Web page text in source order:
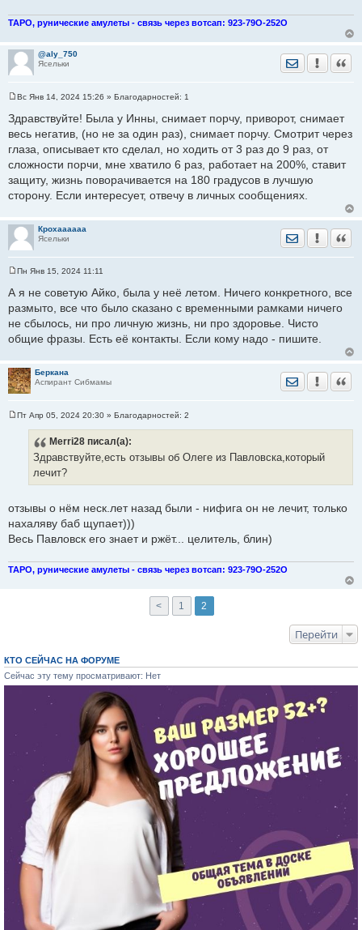
ТАРО, рунические амулеты - связь через вотсап: 923-79О-252О
@aly_750
Ясельки
Отправить
о
б
е
н
е
Вс Янв 14, 2024 15:26 » Благодарностей: 1
Здравствуйте! Была у Инны, снимает порчу, приворот, снимает
весь негатив, (но не за один раз), снимает порчу. Смотрит через
глаза, описывает кто сделал, но ходить от 3 раз до 9 раз, от
сложности порчи, мне хватило 6 раз, работает на 200%, ставит
защиту, жизнь поворачивается на 180 градусов в лучшую
сторону. Если интересует, отвечу в личных сообщениях.
Крохаааааа
Ясельки
Отправить
о
б
е
н
Пн Янв 15, 2024 11:11
А я не советую Айко, была у неё летом. Ничего конкретного, все
размыто, все что было сказано с временными рамками ничего
не сбылось, ни про личную жизнь, ни про здоровье. Чисто
общие фразы. Есть её контакты. Если кому надо - пишите.
Беркана
Аспирант Сибмамы
Отправить
Пт Апр 05, 2024 20:30 » Благодарностей: 2
Merri28 писал(а):
Здравствуйте,есть отзывы об Олеге из Павловска,который
лечит?
отзывы о нём неск.лет назад были - нифига он не лечит, только
нахаляву баб щупает)))
Весь Павловск его знает и ржёт... целитель, блин)
ТАРО, рунические амулеты - связь через вотсап: 923-79О-252О
< 1 2
Перейти
КТО СЕЙЧАС НА ФОРУМЕ
Сейчас эту тему просматривают: Нет